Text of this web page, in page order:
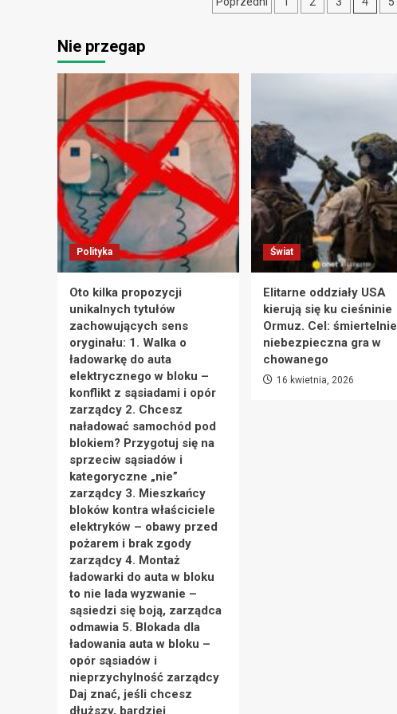
struktury
JPK
Nie przegap
Polityka
Oto kilka propozycji
unikalnych tytułów
zachowujących sens
oryginału: 1. Walka o
ładowarkę do auta
elektrycznego w bloku –
konflikt z sąsiadami i opór
zarządcy 2. Chcesz
naładować samochód pod
blokiem? Przygotuj się na
sprzeciw sąsiadów i
kategoryczne „nie”
zarządcy 3. Mieszkańcy
bloków kontra właściciele
elektryków – obawy przed
pożarem i brak zgody
zarządcy 4. Montaż
ładowarki do auta w bloku
to nie lada wyzwanie –
sąsiedzi się boją, zarządca
odmawia 5. Blokada dla
ładowania auta w bloku –
opór sąsiadów i
nieprzychylność zarządcy
Daj znać, jeśli chcesz
dłuższy, bardziej
Świat
Elitarne oddziały USA
kierują się ku cieśninie
Ormuz. Cel: śmiertelnie
niebezpieczna gra w
chowanego
16 kwietnia, 2026